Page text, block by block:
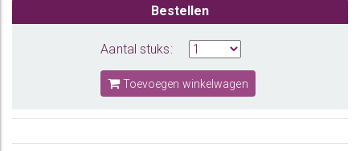
Bestellen
Aantal stuks:
Toevoegen winkelwagen